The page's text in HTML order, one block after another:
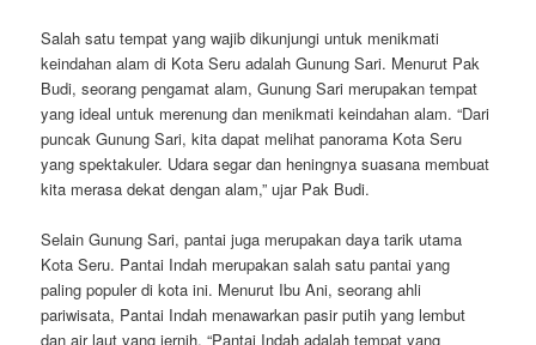
Salah satu tempat yang wajib dikunjungi untuk menikmati
keindahan alam di Kota Seru adalah Gunung Sari. Menurut Pak
Budi, seorang pengamat alam, Gunung Sari merupakan tempat
yang ideal untuk merenung dan menikmati keindahan alam. “Dari
puncak Gunung Sari, kita dapat melihat panorama Kota Seru
yang spektakuler. Udara segar dan heningnya suasana membuat
kita merasa dekat dengan alam,” ujar Pak Budi.
Selain Gunung Sari, pantai juga merupakan daya tarik utama
Kota Seru. Pantai Indah merupakan salah satu pantai yang
paling populer di kota ini. Menurut Ibu Ani, seorang ahli
pariwisata, Pantai Indah menawarkan pasir putih yang lembut
dan air laut yang jernih. “Pantai Indah adalah tempat yang